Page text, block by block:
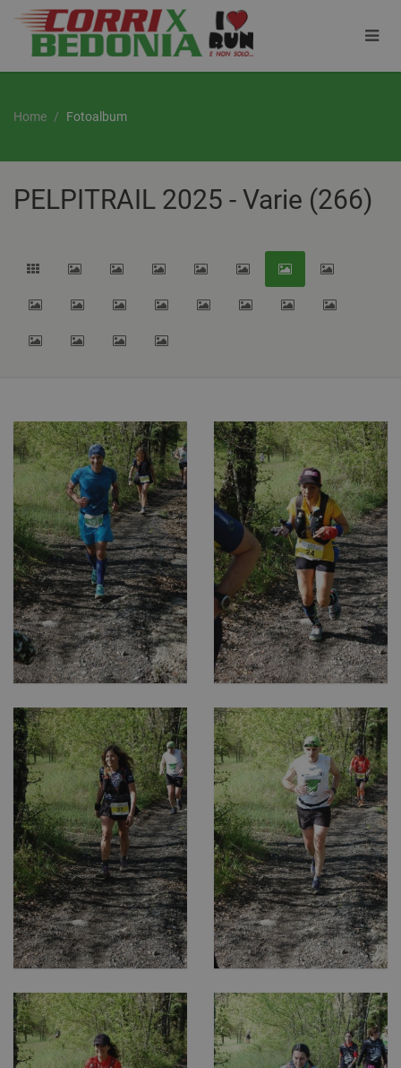
Home Fotoalbum
PELPITRAIL 2025 - Varie (266)